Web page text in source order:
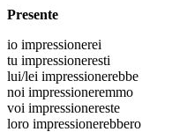
Presente
io impressionerei
tu impressioneresti
lui/lei impressionerebbe
noi impressioneremmo
voi impressionereste
loro impressionerebbero